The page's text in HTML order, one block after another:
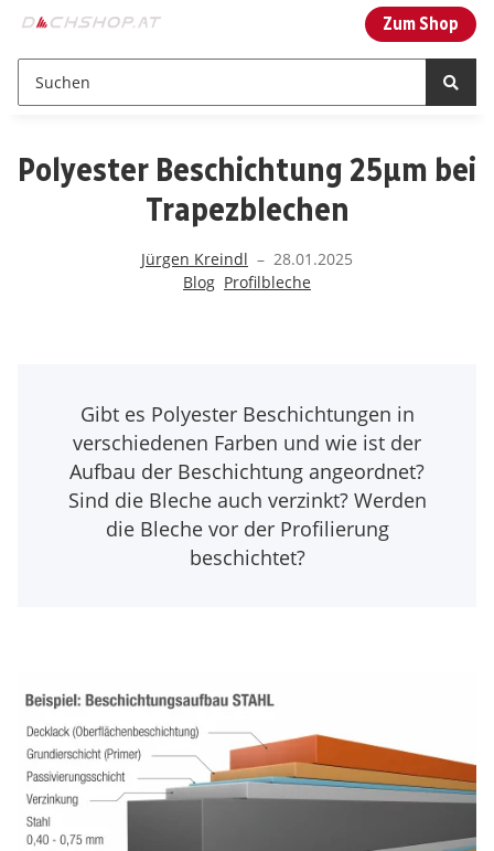
Zum Shop
Polyester Beschichtung 25µm bei
Trapezblechen
Jürgen Kreindl – 28.01.2025
Blog Profilbleche
Gibt es Polyester Beschichtungen in
verschiedenen Farben und wie ist der
Aufbau der Beschichtung angeordnet?
Sind die Bleche auch verzinkt? Werden
die Bleche vor der Profilierung
beschichtet?